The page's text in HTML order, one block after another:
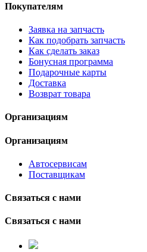
Покупателям
Заявка на запчасть
Как подобрать запчасть
Как сделать заказ
Бонусная программа
Подарочные карты
Доставка
Возврат товара
Организациям
Организациям
Автосервисам
Поставщикам
Связаться с нами
Связаться с нами